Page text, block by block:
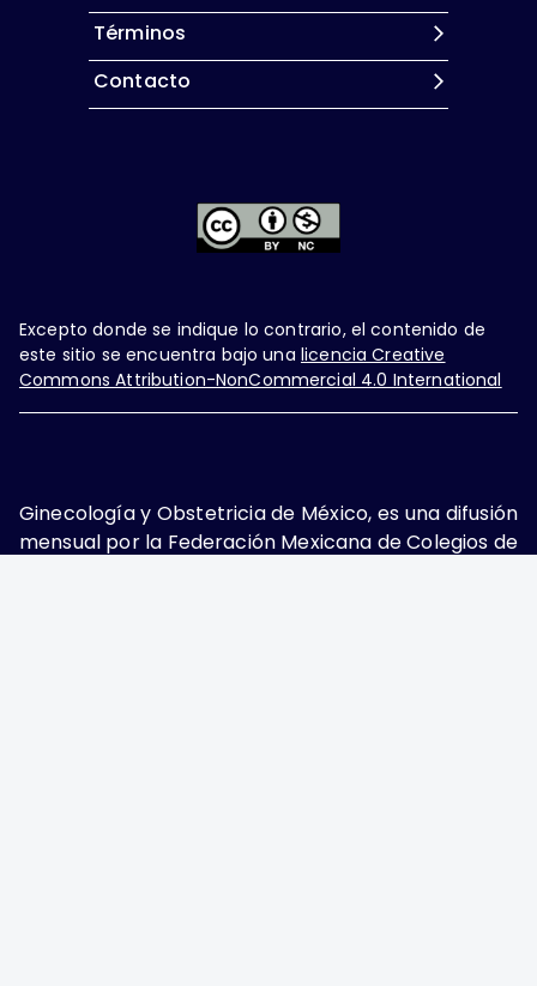
Términos
Contacto
Excepto donde se indique lo contrario, el contenido de
este sitio se encuentra bajo una licencia Creative
Commons Attribution-NonCommercial 4.0 International
Ginecología y Obstetricia de México, es una difusión
mensual por la Federación Mexicana de Colegios de